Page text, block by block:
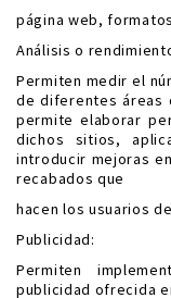
página web,
Análisis o
Permiten medir el
de diferentes áreas
permite elaborar
dichos sitios,
introducir mejoras
recabados que
hacen los usuarios
Publicidad:
Permiten
publicidad ofrecida